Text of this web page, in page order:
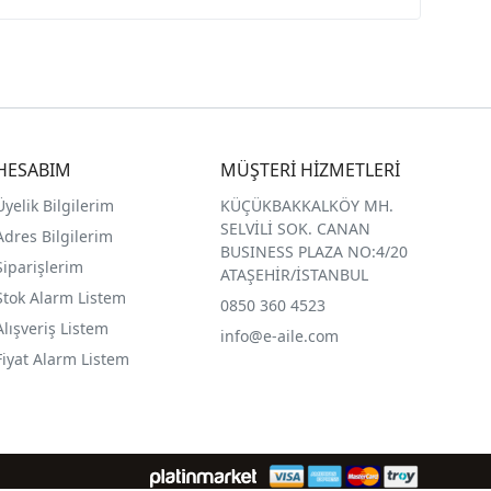
Bilgilerim
Bilgilerim
Alarm Listem
Listem
Alarm Listem
MÜŞTERİ HİZMETLERİ
KÜÇÜKBAKKALKÖY MH.
SELVİLİ SOK. CANAN
BUSINESS PLAZA NO:4/20
ATAŞEHİR/İSTANBUL
0850 360 4523
info@e-aile.com